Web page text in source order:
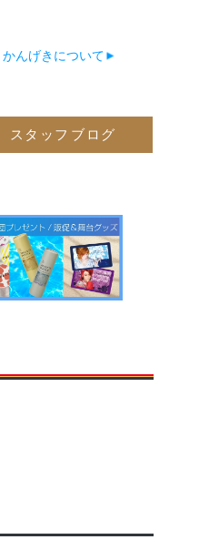
かんげきについて
スタッフ ブログ